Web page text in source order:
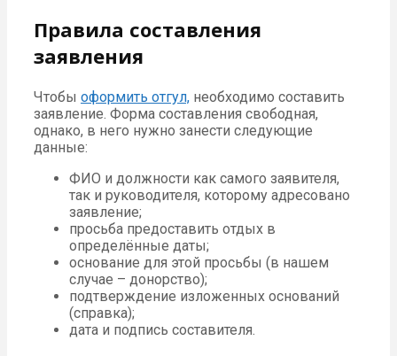
Правила составления
заявления
Чтобы оформить отгул, необходимо составить
заявление. Форма составления свободная,
однако, в него нужно занести следующие
данные:
ФИО и должности как самого заявителя,
так и руководителя, которому адресовано
заявление;
просьба предоставить отдых в
определённые даты;
основание для этой просьбы (в нашем
случае – донорство);
подтверждение изложенных оснований
(справка);
дата и подпись составителя.